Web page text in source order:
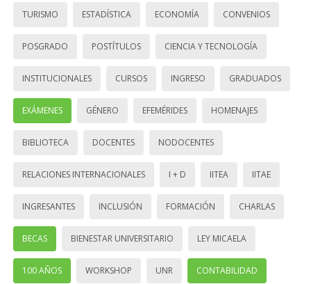
TURISMO ESTADÍSTICA ECONOMÍA CONVENIOS
POSGRADO POSTÍTULOS CIENCIA Y TECNOLOGÍA
INSTITUCIONALES CURSOS INGRESO GRADUADOS
EXÁMENES GÉNERO EFEMÉRIDES HOMENAJES
BIBLIOTECA DOCENTES NODOCENTES
RELACIONES INTERNACIONALES I + D IITEA IITAE
INGRESANTES INCLUSIÓN FORMACIÓN CHARLAS
BECAS BIENESTAR UNIVERSITARIO LEY MICAELA
100 AÑOS WORKSHOP UNR CONTABILIDAD